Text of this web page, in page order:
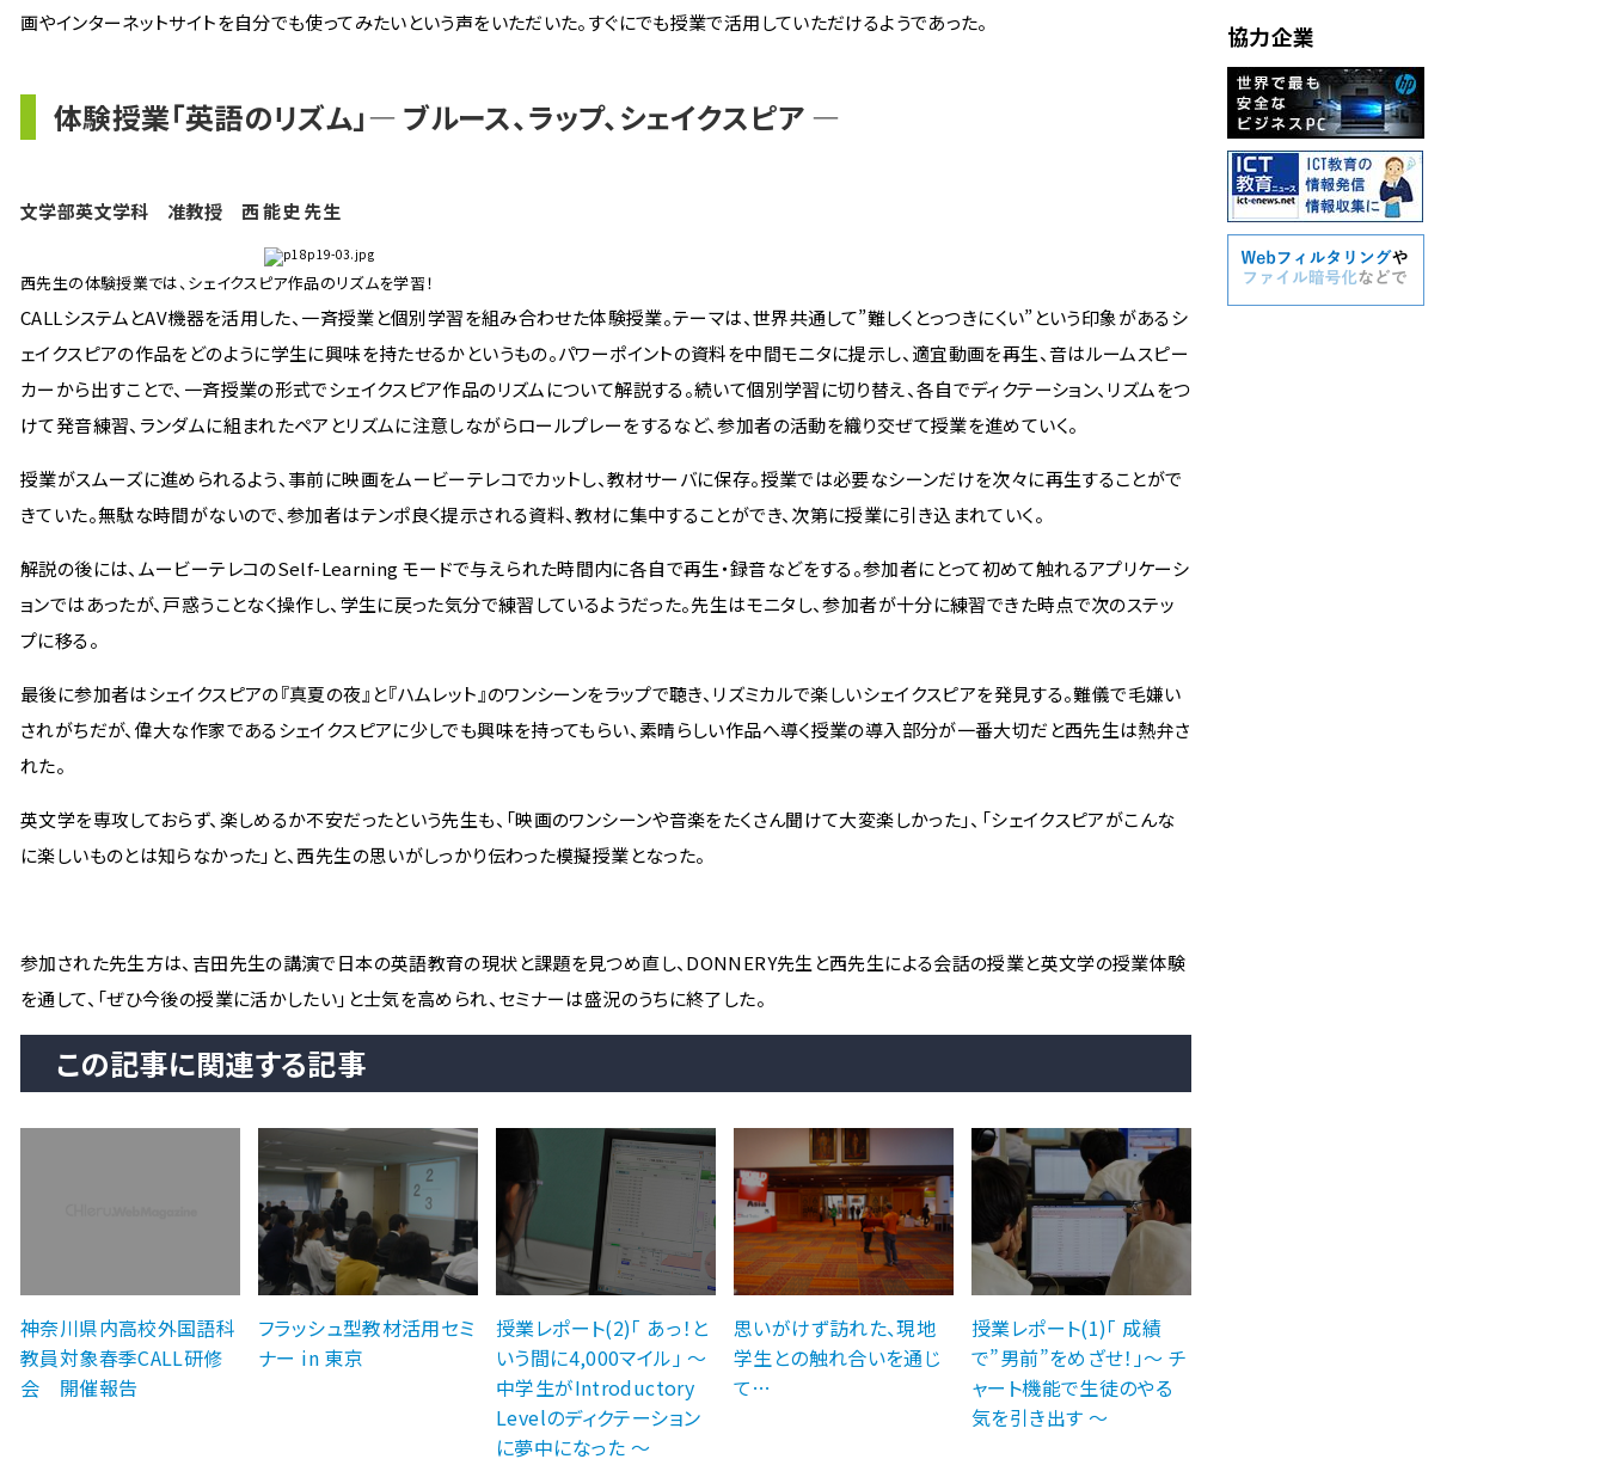
画やインターネットサイトを自分でも使ってみたいという声をいただいた。すぐにでも授業で活用していただけるようであった。
体験授業「英語のリズム」― ブルース、ラップ、シェイクスピア ―
文学部英文学科 准教授 西 能史 先生
西先生の体験授業では、シェイクスピア作品のリズムを学習！
CALLシステムとAV機器を活用した、一斉授業と個別学習を組み合わせた体験授業。テーマは、世界共通して”難しくとっつきにくい”という印象があるシ
ェイクスピアの作品をどのように学生に興味を持たせるかというもの。パワーポイントの資料を中間モニタに提示し、適宜動画を再生、音はルームスピー
カーから出すことで、一斉授業の形式でシェイクスピア作品のリズムについて解説する。続いて個別学習に切り替え、各自でディクテーション、リズムをつ
けて発音練習、ランダムに組まれたペアとリズムに注意しながらロールプレーをするなど、参加者の活動を織り交ぜて授業を進めていく。
授業がスムーズに進められるよう、事前に映画をムービーテレコでカットし、教材サーバに保存。授業では必要なシーンだけを次々に再生することがで
きていた。無駄な時間がないので、参加者はテンポ良く提示される資料、教材に集中することができ、次第に授業に引き込まれていく。
解説の後には、ムービーテレコのSelf-Learning モードで与えられた時間内に各自で再生・録音などをする。参加者にとって初めて触れるアプリケーシ
ョンではあったが、戸惑うことなく操作し、学生に戻った気分で練習しているようだった。先生はモニタし、参加者が十分に練習できた時点で次のステッ
プに移る。
最後に参加者はシェイクスピアの『真夏の夜』と『ハムレット』のワンシーンをラップで聴き、リズミカルで楽しいシェイクスピアを発見する。難儀で毛嫌い
されがちだが、偉大な作家であるシェイクスピアに少しでも興味を持ってもらい、素晴らしい作品へ導く授業の導入部分が一番大切だと西先生は熱弁さ
れた。
英文学を専攻しておらず、楽しめるか不安だったという先生も、「映画のワンシーンや音楽をたくさん聞けて大変楽しかった」、「シェイクスピアがこんな
に楽しいものとは知らなかった」と、西先生の思いがしっかり伝わった模擬授業となった。
参加された先生方は、吉田先生の講演で日本の英語教育の現状と課題を見つめ直し、DONNERY先生と西先生による会話の授業と英文学の授業体験
を通して、「ぜひ今後の授業に活かしたい」と士気を高められ、セミナーは盛況のうちに終了した。
この記事に関連する記事
神奈川県内高校外国語科
教員対象春季CALL研修
会 開催報告
フラッシュ型教材活用セミ
ナー in 東京
授業レポート(2)「 あっ！と
いう間に4,000マイル」 〜
中学生がIntroductory
Levelのディクテーション
に夢中になった 〜
思いがけず訪れた、現地
学生との触れ合いを通じ
て…
授業レポート(1)「 成績
で”男前”をめざせ！」〜 チ
ャート機能で生徒のやる
気を引き出す 〜
協力企業